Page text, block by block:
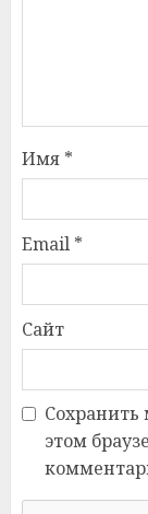
Имя *
Email *
Сайт
Сохранить
этом